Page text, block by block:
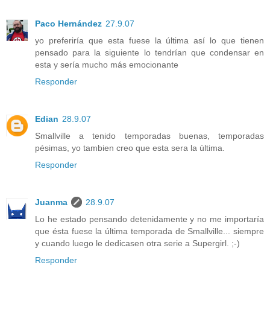
Paco Hernández 27.9.07
yo preferiría que esta fuese la última así lo que tienen
pensado para la siguiente lo tendrían que condensar en
esta y sería mucho más emocionante
Responder
Edian 28.9.07
Smallville a tenido temporadas buenas, temporadas
pésimas, yo tambien creo que esta sera la última.
Responder
Juanma
28.9.07
Lo he estado pensando detenidamente y no me importaría
que ésta fuese la última temporada de Smallville... siempre
y cuando luego le dedicasen otra serie a Supergirl. ;-)
Responder